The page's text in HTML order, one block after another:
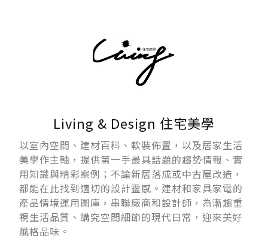
Living & Design 住宅美學
以室內空間、建材百科、軟裝佈置，以及居家生活
美學作主軸，提供第一手最具話題的趨勢情報、實
用知識與精彩案例；不論新居落成或中古屋改造，
都能在此找到適切的設計靈感。建材和家具家電的
產品情境運用圖庫，串聯廠商和設計師，為漸趨重
視生活品質、講究空間細節的現代日常，迎來美好
風格品味。